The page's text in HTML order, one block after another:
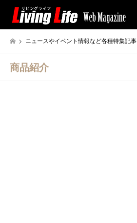
ニュースやイベント情報など各種特集記事
商品紹介